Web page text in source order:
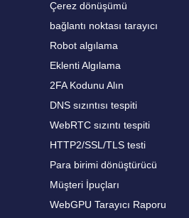
Çerez dönüşümü
bağlantı noktası tarayıcı
Robot algılama
Eklenti Algılama
2FA Kodunu Alın
DNS sızıntısı tespiti
WebRTC sızıntı tespiti
HTTP2/SSL/TLS testi
Para birimi dönüştürücü
Müşteri İpuçları
WebGPU Tarayıcı Raporu